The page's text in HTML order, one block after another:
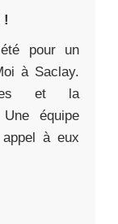
!
pour un
à Saclay.
et la
équipe
à eux